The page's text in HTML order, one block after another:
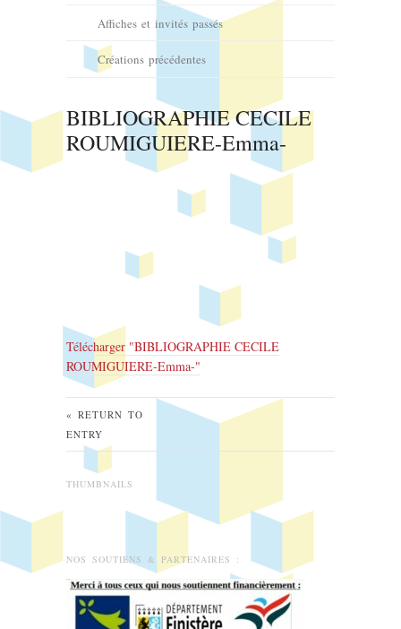
Affiches et invités passés
Créations précédentes
BIBLIOGRAPHIE CECILE
ROUMIGUIERE-Emma-
Télécharger "BIBLIOGRAPHIE CECILE
ROUMIGUIERE-Emma-"
« RETURN TO
ENTRY
THUMBNAILS
NOS SOUTIENS & PARTENAIRES :